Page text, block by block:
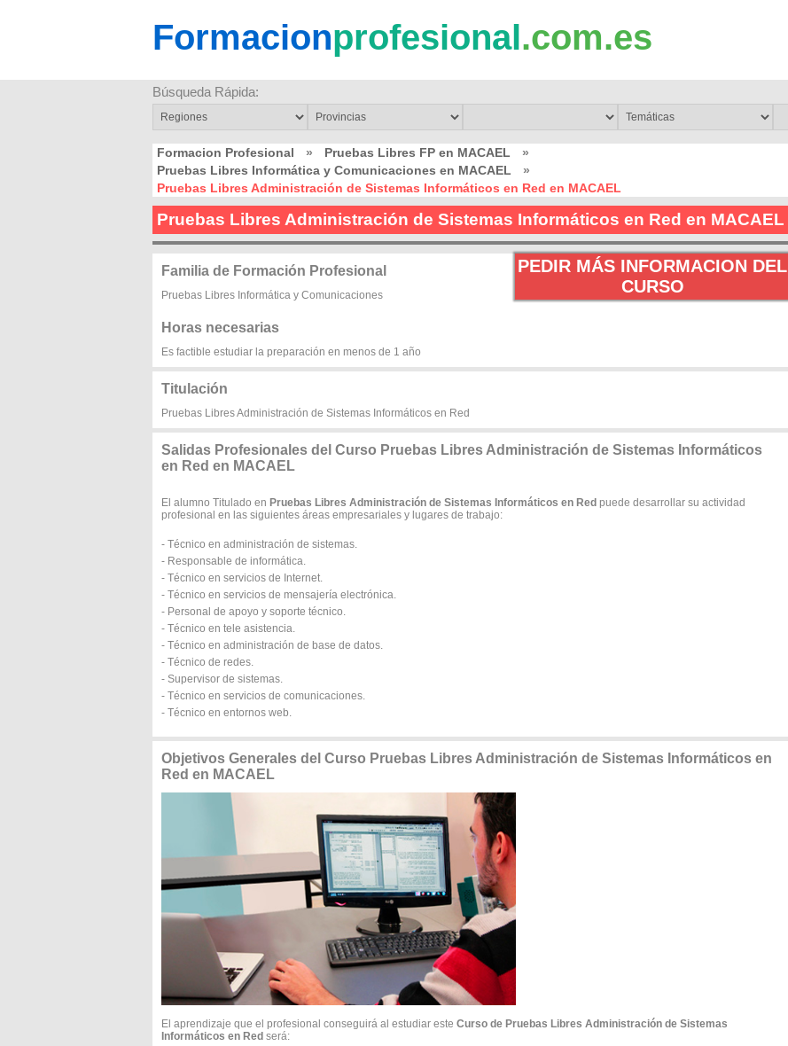
Formacionprofesional.com.es
Búsqueda Rápida:
Formacion Profesional » Pruebas Libres FP en MACAEL
»
Pruebas Libres Informática y Comunicaciones en MACAEL
»
Pruebas Libres Administración de Sistemas Informáticos en Red en MACAEL
Pruebas Libres Administración de Sistemas Informáticos en Red en MACAEL
PEDIR MÁS INFORMACION DEL
CURSO
Familia de Formación Profesional
Pruebas Libres Informática y Comunicaciones
Horas necesarias
Es factible estudiar la preparación en menos de 1 año
Titulación
Pruebas Libres Administración de Sistemas Informáticos en Red
Salidas Profesionales del Curso Pruebas Libres Administración de Sistemas Informáticos
en Red en MACAEL
El alumno Titulado en Pruebas Libres Administración de Sistemas Informáticos en Red puede desarrollar su actividad
profesional en las siguientes áreas empresariales y lugares de trabajo:
- Técnico en administración de sistemas.
- Responsable de informática.
- Técnico en servicios de Internet.
- Técnico en servicios de mensajería electrónica.
- Personal de apoyo y soporte técnico.
- Técnico en tele asistencia.
- Técnico en administración de base de datos.
- Técnico de redes.
- Supervisor de sistemas.
- Técnico en servicios de comunicaciones.
- Técnico en entornos web.
Objetivos Generales del Curso Pruebas Libres Administración de Sistemas Informáticos en
Red en MACAEL
El aprendizaje que el profesional conseguirá al estudiar este Curso de Pruebas Libres Administración de Sistemas
Informáticos en Red será: